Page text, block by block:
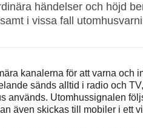
händelser och höjd
i vissa fall
kanalerna för att varna och
sänds alltid i radio och
används. Utomhussignalen
även skickas till mobiler i ett